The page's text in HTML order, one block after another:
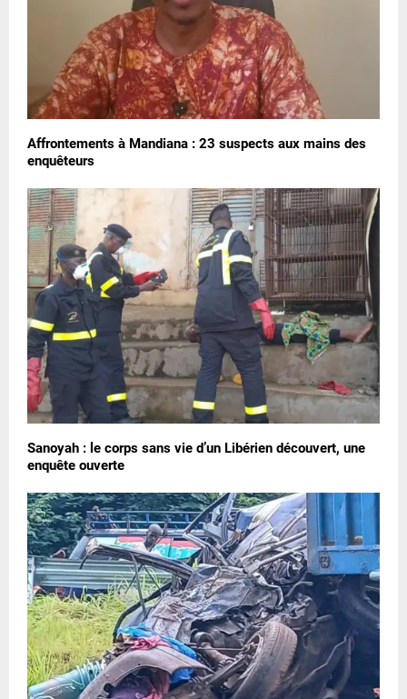
Affrontements à Mandiana : 23 suspects aux mains des
enquêteurs
Sanoyah : le corps sans vie d’un Libérien découvert, une
enquête ouverte